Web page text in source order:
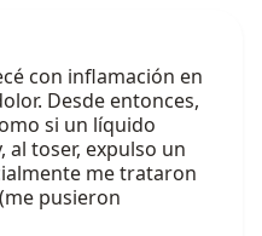
con inflamación en
Desde entonces,
si un líquido
al toser, expulso un
me trataron
pusieron